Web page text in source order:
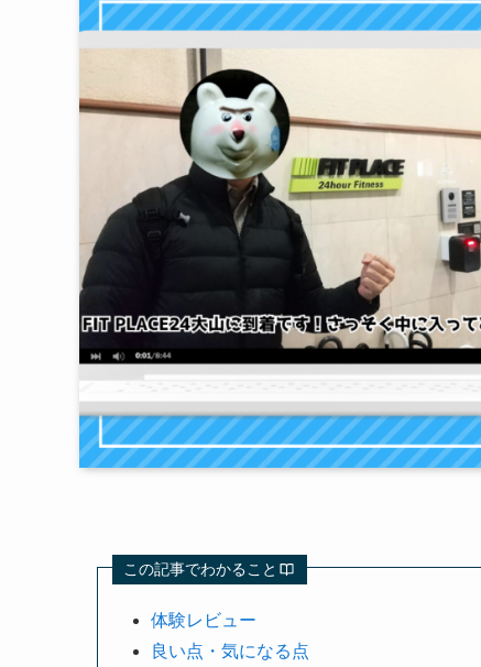
この記事でわかること
体験レビュー
良い点・気になる点